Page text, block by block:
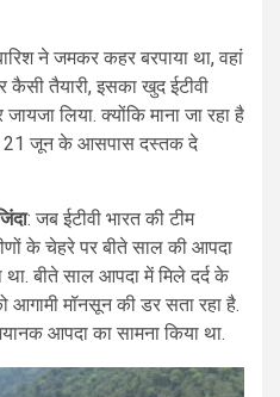
ने जमकर कहर बरपाया था, वहां
तैयारी, इसका खुद ईटीवी
लिया. क्योंकि माना जा रहा है
21 जून के आसपास दस्तक दे
: जब ईटीवी भारत की टीम
के चेहरे पर बीते साल की आपदा
बीते साल आपदा में मिले दर्द के
आगामी मॉनसून की डर सता रहा है.
आपदा का सामना किया था.